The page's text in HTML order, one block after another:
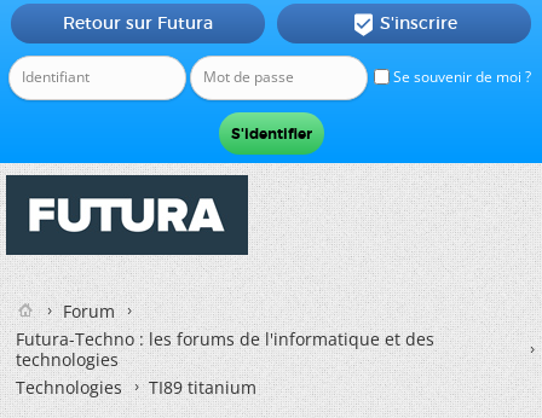
Se souvenir de moi ?
Retour sur Futura  S'inscrire
Forum
Futura-Techno : les forums de l'informatique et des
technologies
Technologies
TI89 titanium